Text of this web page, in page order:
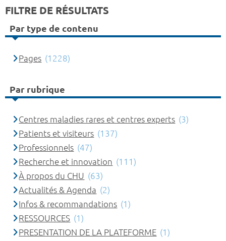
FILTRE DE RÉSULTATS
Par type de contenu
Pages (1228)
Par rubrique
Centres maladies rares et centres experts (3)
Patients et visiteurs (137)
Professionnels (47)
Recherche et innovation (111)
À propos du CHU (63)
Actualités & Agenda (2)
Infos & recommandations (1)
RESSOURCES (1)
PRESENTATION DE LA PLATEFORME (1)